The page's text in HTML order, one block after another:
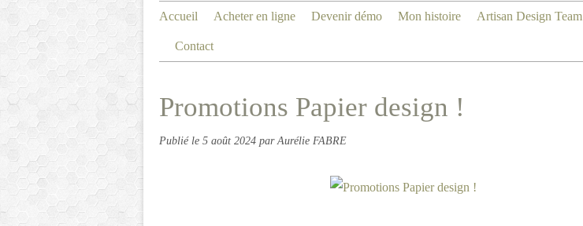
Accueil Acheter en ligne Devenir démo Mon histoire Artisan Design Team
Contact
Promotions Papier design !
Publié le 5 août 2024 par Aurélie FABRE